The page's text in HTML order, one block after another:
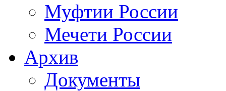
Муфтии России
Мечети России
Архив
Документы